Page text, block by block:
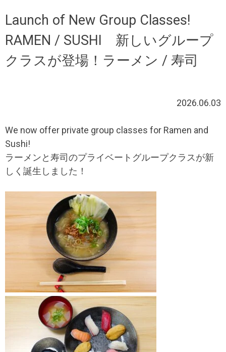
Launch of New Group Classes!
RAMEN / SUSHI 新しいグループ
クラスが登場！ラーメン / 寿司
2026.06.03
We now offer private group classes for Ramen and
Sushi!
ラーメンと寿司のプライベートグループクラスが新
しく誕生しました！